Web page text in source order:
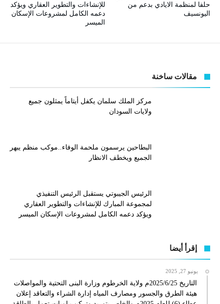
للإنشاءات والتطوير العقاري ويؤكد
دعمه الكامل لمشروعات الإسكان
الميسر
حلفا لمنظمة الايادي بدعم من
اليونسيف
مقالات ساخنة
مركز الملك سلمان يكفل أيتاماً يمثلون جميع
ولايات السودان
البطاحين يرسمون ملحمة الوفاء..موكب منظم يبهر
الجميع ويخطف الانظار
الرئيس الجيبوتي يستقبل الرئيس التنفيذي
لمجموعة المبارك للإنشاءات والتطوير العقاري
ويؤكد دعمه الكامل لمشروعات الإسكان الميسر
إقرأ أيضا
يونيو 27, 2025
التاريخ 2025/6/25م ولاية الخرطوم وزارة البنى التحتية والمواصلات
هيئة الطرق والجسور ومصارف المياه إدارة الشراء والتعاقد إعلان